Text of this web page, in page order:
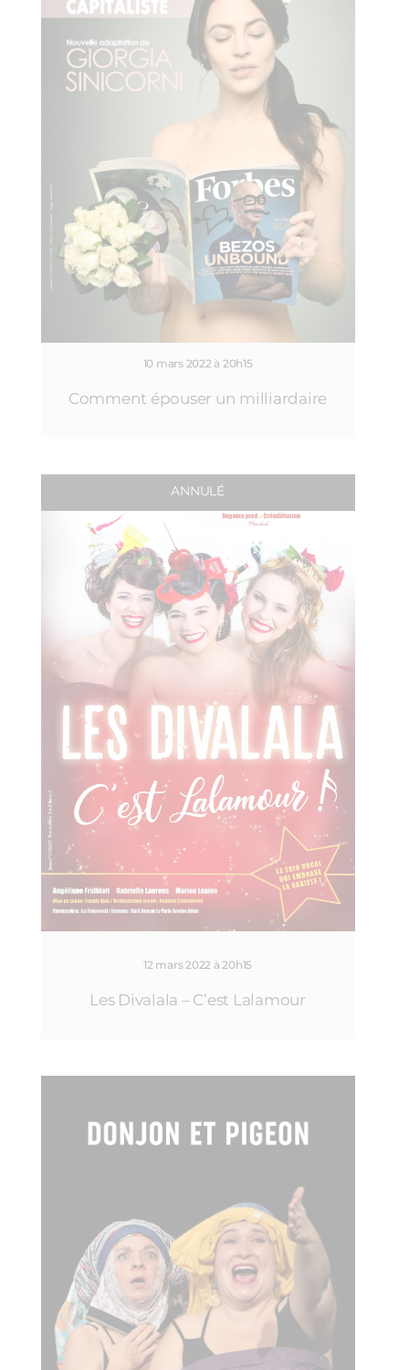
10 mars 2022 à 20h15
Comment épouser un milliardaire
ANNULÉ
12 mars 2022 à 20h15
Les Divalala – C’est Lalamour